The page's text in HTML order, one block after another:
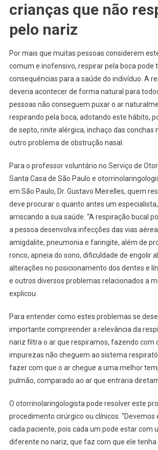
crianças que não
pelo nariz
Por mais que muitas pessoas considerem
comum e inofensivo, respirar pela boca pode
consequências para a saúde do indivíduo. A
deveria acontecer de forma natural para
pessoas não conseguem puxar o ar
respirando pela boca, adotando este hábito,
de septo, rinite alérgica, inchaço das conchas
outro problema de obstrução nasal.
Para o professor voluntário no Serviço de
Santa Casa de São Paulo e
em São Paulo, Dr. Gustavo Meirelles, quem
deve procurar o quanto antes um
arriscando a sua saúde. “A respiração bucal
a pessoa desenvolva infecções das vias
amigdalite, pneumonia e faringite, além de
ronco, apneia do sono, dificuldade de engolir
alterações no posicionamento dos dentes e
e outros diversos problemas relacionados a
explicou.
Para entender como estes problemas se
importante compreender a relevância da
nariz filtra o ar que respiramos, fazendo com
impurezas não cheguem ao sistema
fazer com que o ar chegue a uma melhor
pulmão, comparado ao ar que entraria
O otorrinolaringologista pode resolver este
procedimento cirúrgico ou clínicos. “Devemos
cada paciente, pois cada um pode estar com
diferente no nariz, que faz com que ele tenha